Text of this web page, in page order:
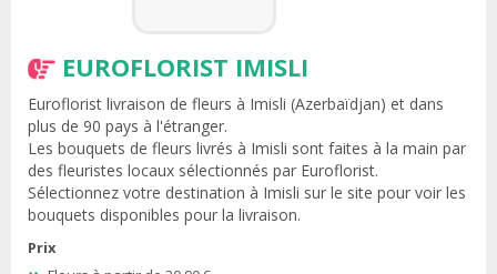
EUROFLORIST IMISLI
Euroflorist livraison de fleurs à Imisli (Azerbaïdjan) et dans
plus de 90 pays à l'étranger.
Les bouquets de fleurs livrés à Imisli sont faites à la main par
des fleuristes locaux sélectionnés par Euroflorist.
Sélectionnez votre destination à Imisli sur le site pour voir les
bouquets disponibles pour la livraison.
Prix